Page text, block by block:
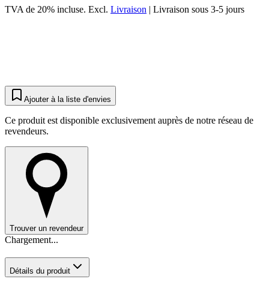
TVA de 20% incluse. Excl. Livraison | Livraison sous 3-5 jours
Ajouter à la liste d'envies
Ce produit est disponible exclusivement auprès de notre réseau de
revendeurs.
Trouver un revendeur
Chargement...
Détails du produit